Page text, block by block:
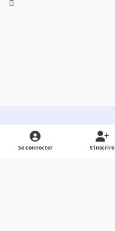
Light ModeDark ModeSystem Preference
Se connecter S’inscrire